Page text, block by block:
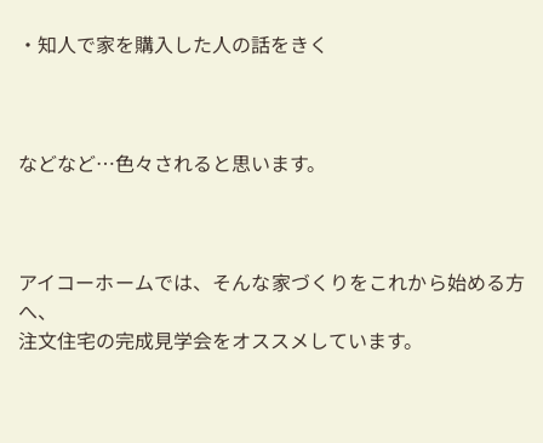
・知人で家を購入した人の話をきく
などなど…色々されると思います。
アイコーホームでは、そんな家づくりをこれから始める方
へ、
注文住宅の完成見学会をオススメしています。